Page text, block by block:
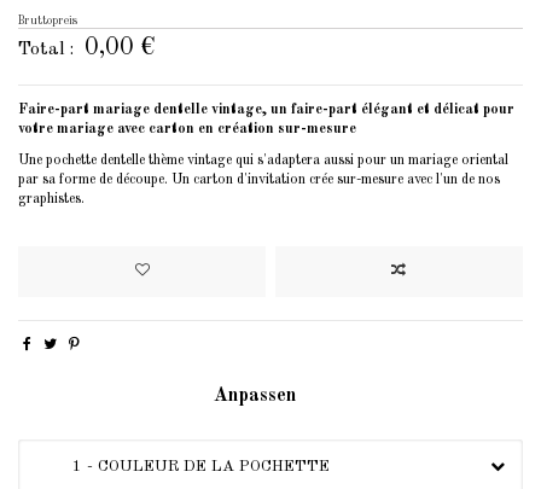
Bruttopreis
Total : 0,00 €
Faire-part mariage dentelle vintage, un faire-part élégant et délicat pour
votre mariage avec carton en création sur-mesure
Une pochette dentelle thème vintage qui s'adaptera aussi pour un mariage oriental
par sa forme de découpe. Un carton d'invitation crée sur-mesure avec l'un de nos
graphistes.
Anpassen
1 - COULEUR DE LA POCHETTE